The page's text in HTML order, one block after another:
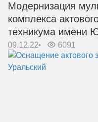
Модернизация
комплекса
техникума имени
09.12.22 6091